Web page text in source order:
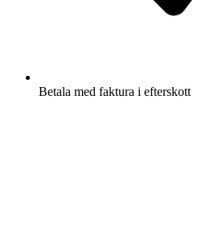
Betala med faktura i efterskott